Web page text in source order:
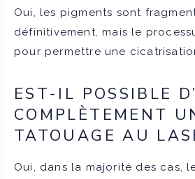
Oui, les pigments sont
définitivement, mais le
pour permettre une
EST-IL POSSIBLE
COMPLÈTEMENT
TATOUAGE AU
Oui, dans la majorité des cas,